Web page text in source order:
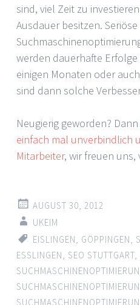
sind, viel Zeit zu
Ausdauer besitzen. Seriöse
werden dauerhafte
einigen Monaten oder
sind dann solche
Neugierig geworden? Dann
einfach mal unverbindlich
Mitarbeiter, wir freuen
AUGUST 30, 2012
UKEIM
EISLINGEN, GÖPPINGEN,
ESSLINGEN, SEO STUTTGART,